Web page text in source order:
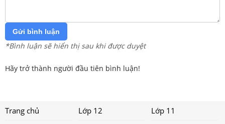
Gửi bình luận
*Bình luận sẽ hiển thị sau khi được duyệt
Hãy trở thành người đầu tiên bình luận!
Trang chủ Lớp 12
Lớp 11